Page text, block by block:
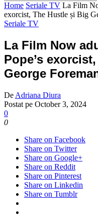
Home Seriale TV La Film
exorcist, The Hustle și Big
Seriale TV
La Film Now
Pope’s
George
De Adriana Diura
Postat pe October 3, 2024
0
0
Share on Facebook
Share on Twitter
Share on Google+
Share on Reddit
Share on Pinterest
Share on Linkedin
Share on Tumblr